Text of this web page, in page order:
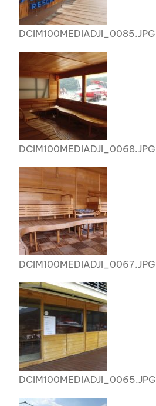
DCIM100MEDIADJI_0085.JPG
DCIM100MEDIADJI_0068.JPG
DCIM100MEDIADJI_0067.JPG
DCIM100MEDIADJI_0065.JPG